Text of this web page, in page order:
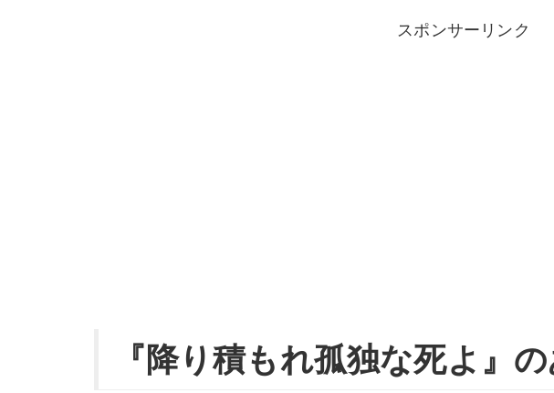
スポンサーリンク
『降り積もれ孤独な死よ』